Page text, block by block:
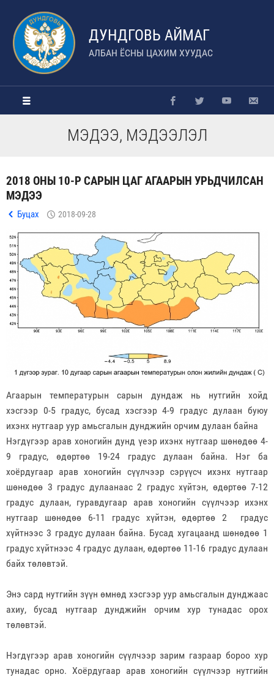
ДУНДГОВЬ АЙМАГ
АЛБАН ЁСНЫ ЦАХИМ ХУУДАС
МЭДЭЭ, МЭДЭЭЛЭЛ
2018 ОНЫ 10-Р САРЫН ЦАГ АГААРЫН УРЬДЧИЛСАН
МЭДЭЭ
Буцах 2018-09-28
Агаарын температурын сарын дундаж нь нутгийн хойд
хэсгээр 0-5 градус, бусад хэсгээр 4-9 градус дулаан буюу
ихэнх нутгаар уур амьсгалын дунджийн орчим дулаан байна
Нэгдүгээр арав хоногийн дунд үеэр ихэнх нутгаар шөнөдөө 4-
9 градус, өдөртөө 19-24 градус дулаан байна. Нэг ба
хоёрдугаар арав хоногийн сүүлчээр сэрүүсч ихэнх нутгаар
шөнөдөө 3 градус дулаанаас 2 градус хүйтэн, өдөртөө 7-12
градус дулаан, гуравдугаар арав хоногийн сүүлчээр ихэнх
нутгаар шөнөдөө 6-11 градус хүйтэн, өдөртөө 2 градус
хүйтнээс 3 градус дулаан байна. Бусад хугацаанд шөнөдөө 1
градус хүйтнээс 4 градус дулаан, өдөртөө 11-16 градус дулаан
байх төлөвтэй.
Энэ сард нутгийн зүүн өмнөд хэсгээр уур амьсгалын дунджаас
ахиу, бусад нутгаар дунджийн орчим хур тунадас орох
төлөвтэй.
Нэгдүгээр арав хоногийн сүүлчээр зарим газраар бороо хур
тунадас орно. Хоёрдугаар арав хоногийн сүүлчээр нутгийн